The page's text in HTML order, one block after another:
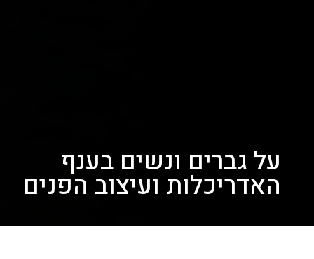
על גברים ונשים בענף
האדריכלות ועיצוב הפנים